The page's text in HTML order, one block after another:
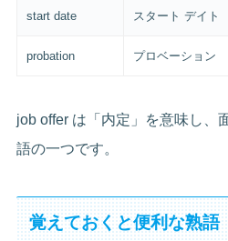
start date スタート デイト
probation プロベーション
job offer は「内定」を意味し、
語の一つです。
覚えておくと便利な熟語